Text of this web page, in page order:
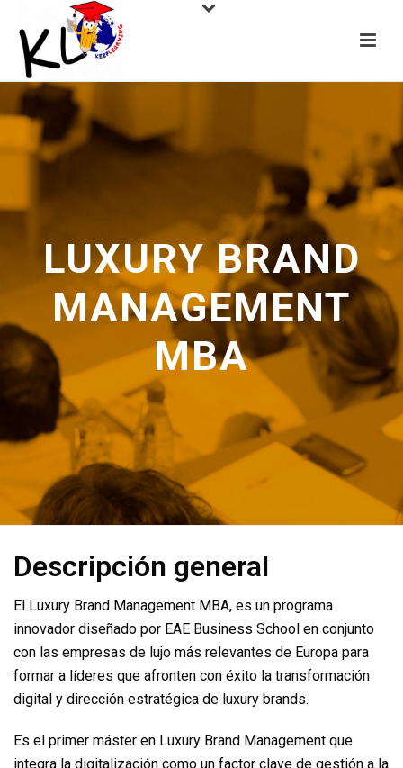
LUXURY BRAND
MANAGEMENT
MBA
Descripción general
El Luxury Brand Management MBA, es un programa
innovador diseñado por EAE Business School en conjunto
con las empresas de lujo más relevantes de Europa para
formar a líderes que afronten con éxito la transformación
digital y dirección estratégica de luxury brands.
Es el primer máster en Luxury Brand Management que
integra la digitalización como un factor clave de gestión a la